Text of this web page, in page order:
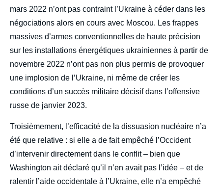
mars 2022 n’ont pas contraint l’Ukraine à céder dans les
négociations alors en cours avec Moscou. Les frappes
massives d’armes conventionnelles de haute précision
sur les installations énergétiques ukrainiennes à partir de
novembre 2022 n’ont pas non plus permis de provoquer
une implosion de l’Ukraine, ni même de créer les
conditions d’un succès militaire décisif dans l’offensive
russe de janvier 2023.
Troisièmement, l’efficacité de la dissuasion nucléaire n’a
été que relative : si elle a de fait empêché l’Occident
d’intervenir directement dans le conflit – bien que
Washington ait déclaré qu’il n’en avait pas l’idée – et de
ralentir l’aide occidentale à l’Ukraine, elle n’a empêché